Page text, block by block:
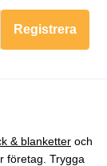
Registrera
& blanketter och
företag. Trygga